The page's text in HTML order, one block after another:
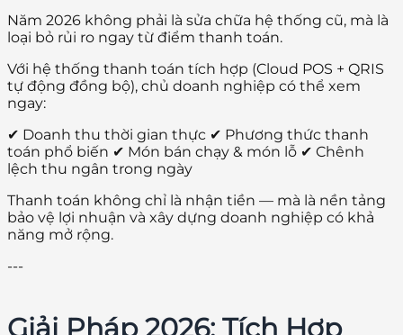
Năm 2026 không phải là sửa chữa hệ thống cũ, mà là
loại bỏ rủi ro ngay từ điểm thanh toán.
Với hệ thống thanh toán tích hợp (Cloud POS + QRIS
tự động đồng bộ), chủ doanh nghiệp có thể xem
ngay:
✔ Doanh thu thời gian thực ✔ Phương thức thanh
toán phổ biến ✔ Món bán chạy & món lỗ ✔ Chênh
lệch thu ngân trong ngày
Thanh toán không chỉ là nhận tiền — mà là nền tảng
bảo vệ lợi nhuận và xây dựng doanh nghiệp có khả
năng mở rộng.
---